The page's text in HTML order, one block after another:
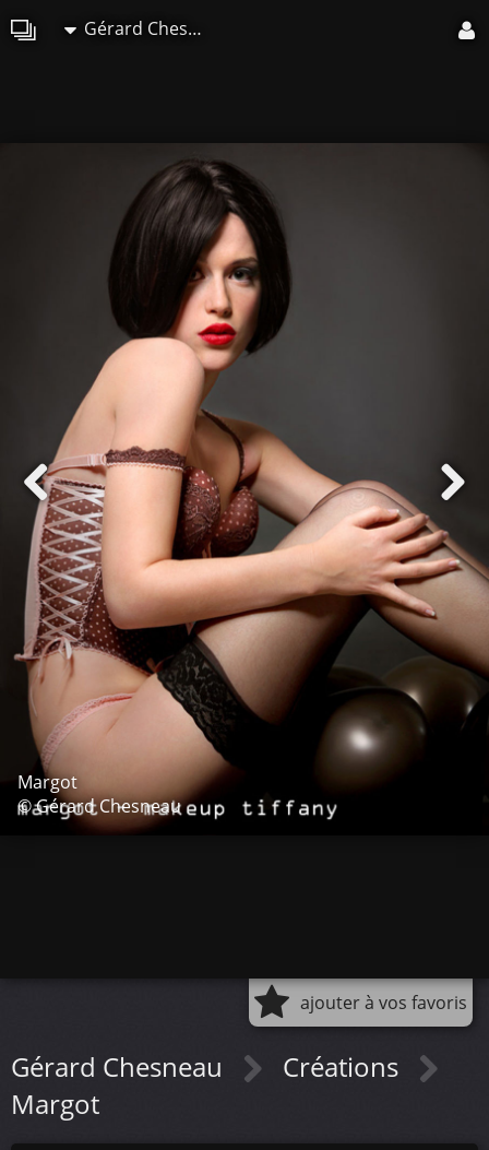
Gérard Chesneau
Margot
© Gérard Chesneau
ajouter à vos favoris
Gérard Chesneau
Créations
Margot